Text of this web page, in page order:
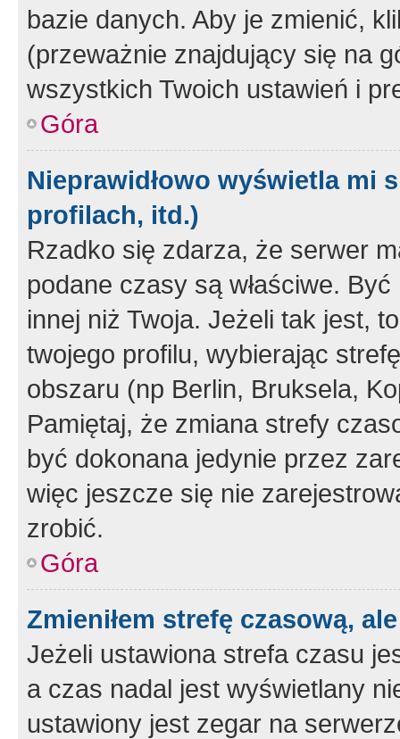
bazie danych. Aby je zmienić,
(przeważnie znajdujący się na
wszystkich Twoich ustawień i
Góra
Nieprawidłowo wyświetla mi
profilach, itd.)
Rzadko się zdarza, że serwer
podane czasy są właściwe.
innej niż Twoja. Jeżeli tak jest,
twojego profilu, wybierając
obszaru (np Berlin, Bruksela,
Pamiętaj, że zmiana strefy
być dokonana jedynie przez
więc jeszcze się nie
zrobić.
Góra
Zmieniłem strefę czasową,
Jeżeli ustawiona strefa czasu
a czas nadal jest wyświetlany
ustawiony jest zegar na